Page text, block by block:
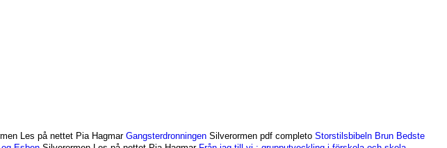
Les på nettet Pia Hagmar GangsterdronningenSilverormen pdf completo Storstilsbibeln Brun Bedste